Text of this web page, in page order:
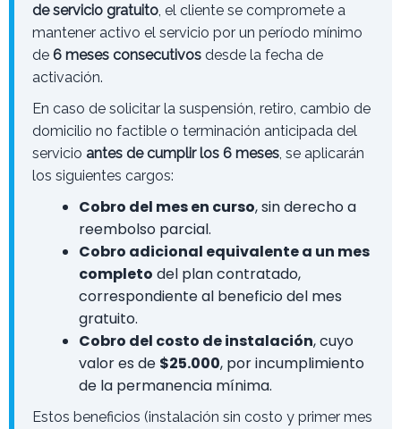
de servicio gratuito , el cliente se compromete a
mantener activo el servicio por un período mínimo
de 6 meses consecutivos desde la fecha de
activación.
En caso de solicitar la suspensión, retiro, cambio de
domicilio no factible o terminación anticipada del
servicio antes de cumplir los 6 meses , se aplicarán
los siguientes cargos:
Cobro del mes en curso, sin derecho a
reembolso parcial.
Cobro adicional equivalente a un mes
completo del plan contratado,
correspondiente al beneficio del mes
gratuito.
Cobro del costo de instalación, cuyo
valor es de $25.000, por incumplimiento
de la permanencia mínima.
Estos beneficios (instalación sin costo y primer mes